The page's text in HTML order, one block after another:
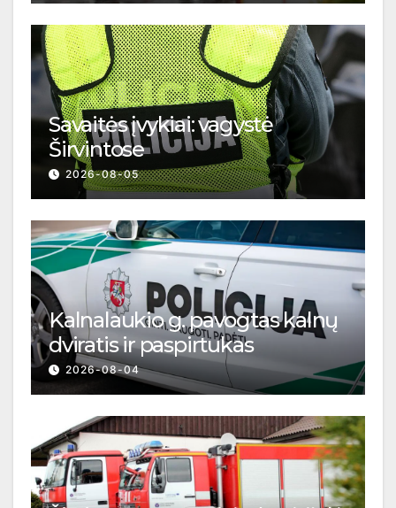
Savaitės įvykiai: vagystė
Širvintose
2026-08-05
Kalnalaukio g. pavogtas kalnų
dviratis ir paspirtukas
2026-08-04